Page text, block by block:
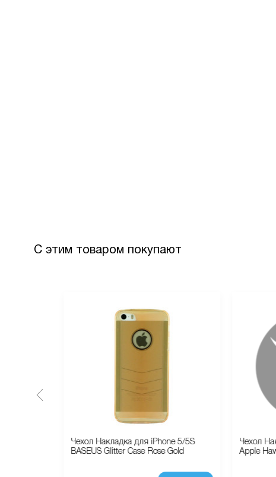
С этим товаром покупают
Чехол Накладка для iPhone 5/5S
BASEUS Glitter Case Rose Gold
Чехол
Apple